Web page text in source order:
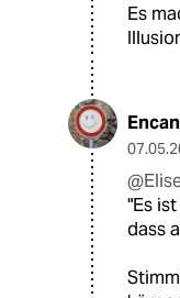
Es
"Es
dass